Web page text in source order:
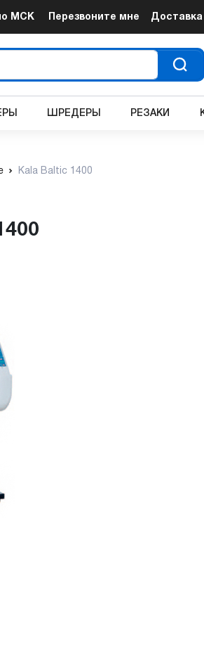
МСК Перезвоните мне
ШРЕДЕРЫ РЕЗАКИ
Kala Baltic 1400